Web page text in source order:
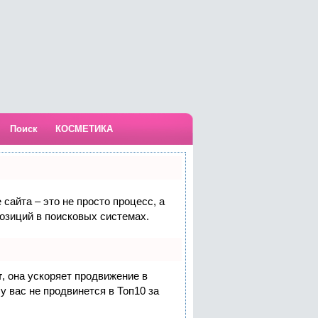
Поиск КОСМЕТИКА
– это не просто процесс, а
в поисковых системах.
, она ускоряет продвижение в
вас не продвинется в Топ10 за